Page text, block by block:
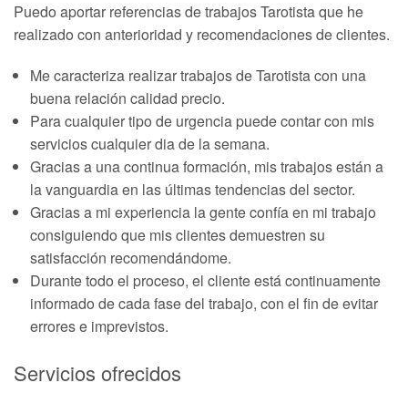
Puedo aportar referencias de trabajos Tarotista que he
realizado con anterioridad y recomendaciones de clientes.
Me caracteriza realizar trabajos de Tarotista con una
buena relación calidad precio.
Para cualquier tipo de urgencia puede contar con mis
servicios cualquier dia de la semana.
Gracias a una continua formación, mis trabajos están a
la vanguardia en las últimas tendencias del sector.
Gracias a mi experiencia la gente confía en mi trabajo
consiguiendo que mis clientes demuestren su
satisfacción recomendándome.
Durante todo el proceso, el cliente está continuamente
informado de cada fase del trabajo, con el fin de evitar
errores e imprevistos.
Servicios ofrecidos